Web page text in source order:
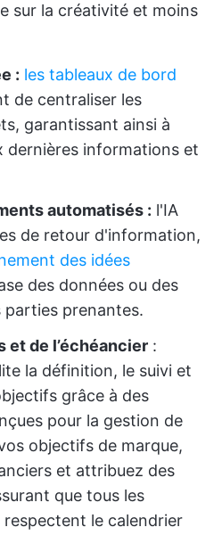
sur la créativité et moins
: les tableaux de bord
de centraliser les
garantissant ainsi à
dernières informations et
automatisés : l'IA
de retour d'information,
des idées
des données ou des
parties prenantes.
de l’échéancier :
la définition, le suivi et
grâce à des
pour la gestion de
objectifs de marque,
et attribuez des
que tous les
le calendrier